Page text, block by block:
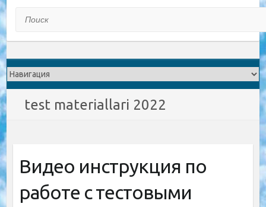
test materiallari 2022
Видео инструкция по
работе с тестовыми